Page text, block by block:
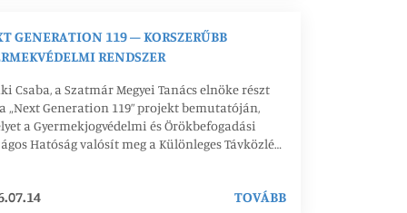
la dispoziție un mediu de lucru modern.
GENERATION 119 – KORSZERŰBB
RENDSZER
Csaba, a Szatmár Megyei Tanács elnöke részt
„Next Generation 119” projekt bemutatóján,
a Gyermekjogvédelmi és Örökbefogadási
Hatóság valósít meg a Különleges Távközlési
bővítése.
TOVÁBB